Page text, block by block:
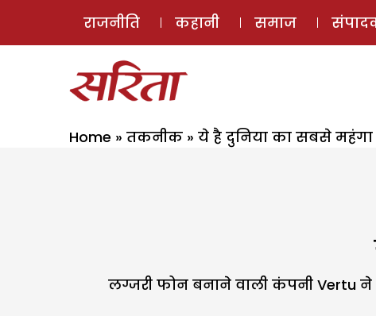
राजनीति कहानी समाज
Home » तकनीक » ये है दुनिया का सबसे
लग्जरी फोन बनाने वाली कंपनी Vertu